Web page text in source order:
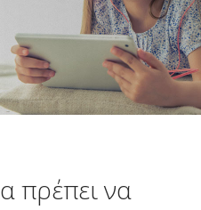
πρέπει να